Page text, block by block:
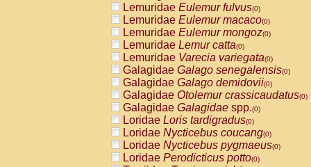
CebidaeSaimiri boliviensis(0)
CebidaeSaimiri sciureus(0)
AtelidaeAlouatta caraya(0)
AtelidaeAlouatta fusca(0)
AtelidaeAlouatta seniculus(0)
AtelidaeAlouattaspp.(0)
AtelidaeAteles belzebuth(0)
AtelidaeAteles geoffroyi(0)
AtelidaeAteles paniscus(0)
AtelidaeAtelesspp.(0)
AtelidaeLagothrix lagothricha(0)
AtelidaeLagothrix lagothricha cana
PitheciidaeCacajao calvus
Lemuridae Eulemur fulvus(0)
Lemuridae Eulemur macaco(0)
Lemuridae Eulemur mongoz(0)
Lemuridae Lemur catta(0)
Lemuridae Varecia variegata(0)
Galagidae Galago senegalensis(0)
Galagidae Galago demidovii(0)
Galagidae Otolemur crassicaudatus(0)
Galagidae Galagidae spp.(0)
Loridae Loris tardigradus(0)
Loridae Nycticebus coucang(0)
Loridae Nycticebus pygmaeus(0)
Loridae Perodicticus potto(0)